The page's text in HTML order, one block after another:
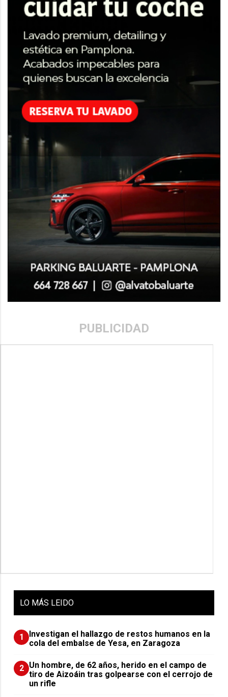
PUBLICIDAD
LO MÁS LEIDO
1
Investigan el hallazgo de restos humanos en la
cola del embalse de Yesa, en Zaragoza
2 Un hombre, de 62 años, herido en el campo de
tiro de Aizoáin tras golpearse con el cerrojo de
un rifle